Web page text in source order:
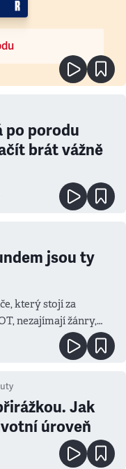
po porodu
brát vážně
jsou ty
který stojí za
nezajímají žánry,
Jak
úroveň